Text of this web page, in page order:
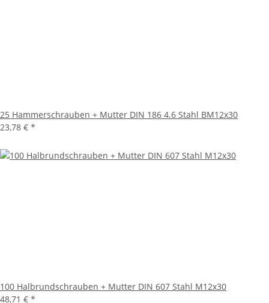
25 Hammerschrauben + Mutter DIN 186 4.6 Stahl BM12x30
23,78 € *
100 Halbrundschrauben + Mutter DIN 607 Stahl M12x30
48,71 € *